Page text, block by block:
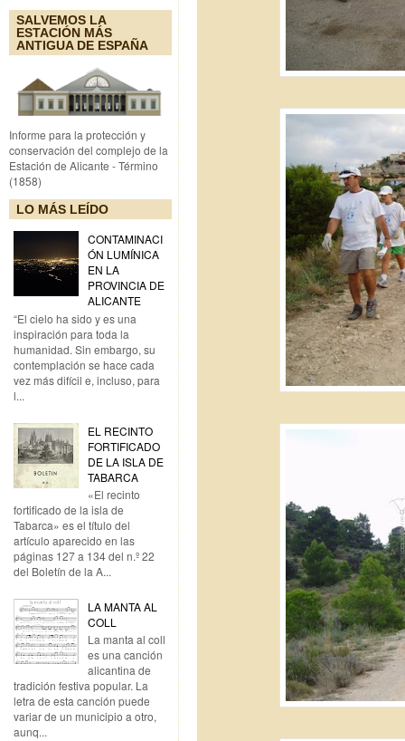
SALVEMOS LA
ESTACIÓN MÁS
ANTIGUA DE ESPAÑA
Informe para la protección y
conservación del complejo de la
Estación de Alicante - Término
(1858)
LO MÁS LEÍDO
CONTAMINACI
ÓN LUMÍNICA
EN LA
PROVINCIA DE
ALICANTE
“El cielo ha sido y es una
inspiración para toda la
humanidad. Sin embargo, su
contemplación se hace cada
vez más difícil e, incluso, para
l...
EL RECINTO
FORTIFICADO
DE LA ISLA DE
TABARCA
«El recinto
fortificado de la isla de
Tabarca» es el título del
artículo aparecido en las
páginas 127 a 134 del n.º 22
del Boletín de la A...
LA MANTA AL
COLL
La manta al coll
es una canción
alicantina de
tradición festiva popular. La
letra de esta canción puede
variar de un municipio a otro,
aunq...